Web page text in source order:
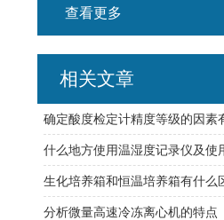
查看更多
相关文章
确定酸度检定计精度等级的因素
什么地方使用温湿度记录仪及使
生化培养箱和恒温培养箱有什么
分析微量高速冷冻离心机的特点